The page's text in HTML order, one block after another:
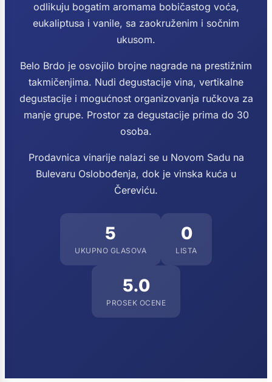
odlikuju bogatim aromama bobičastog voća,
eukaliptusa i vanile, sa zaokruženim i sočnim
ukusom.
Belo Brdo je osvojilo brojne nagrade na prestižnim
takmičenjima. Nudi degustacije vina, vertikalne
degustacije i mogućnost organizovanja ručkova za
manje grupe. Prostor za degustacije prima do 30
osoba.
Prodavnica vinarije nalazi se u Novom Sadu na
Bulevaru Oslobođenja, dok je vinska kuća u
Čereviću.
5
UKUPNO GLASOVA
0
LISTA
5.0
PROSEK OCENE